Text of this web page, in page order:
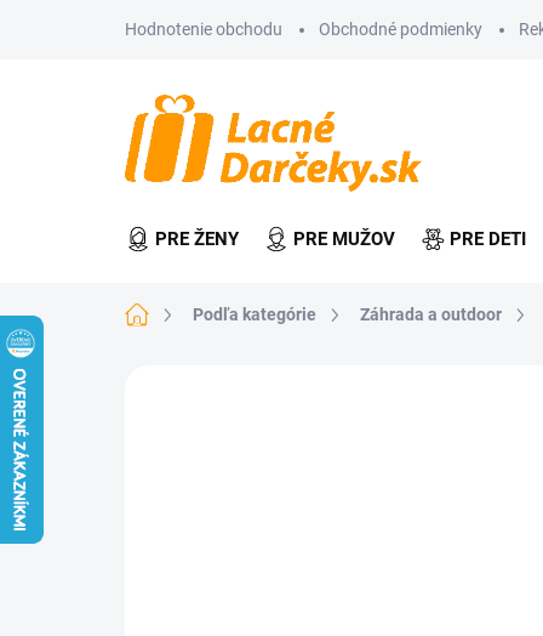
Hodnotenie obchodu Obchodné podmienky
PRE ŽENY PRE MUŽOV PRE DETI
DomovPodľa kategórie Záhrada a outdoor